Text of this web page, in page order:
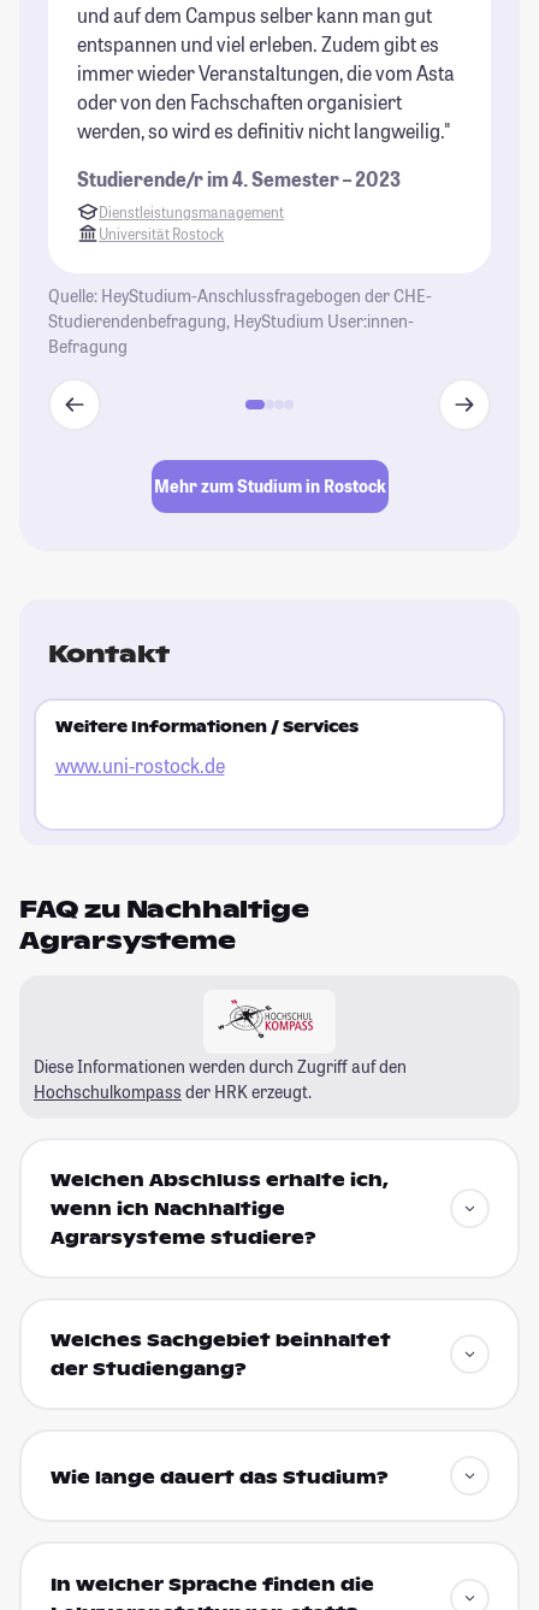
und auf dem Campus selber kann man gut
entspannen und viel erleben. Zudem gibt es
immer wieder Veranstaltungen, die vom Asta
oder von den Fachschaften organisiert
werden, so wird es definitiv nicht langweilig."
Studierende/r im 4. Semester – 2023
Dienstleistungsmanagement
Universität Rostock
Quelle: HeyStudium-Anschlussfragebogen der CHE-
Studierendenbefragung, HeyStudium User:innen-
Befragung
Mehr zum Studium in Rostock
Kontakt
Weitere Informationen / Services
www.uni-rostock.de
FAQ zu Nachhaltige
Agrarsysteme
Diese Informationen werden durch Zugriff auf den
Hochschulkompass der HRK erzeugt.
Welchen Abschluss erhalte ich,
wenn ich Nachhaltige
Agrarsysteme studiere?
Welches Sachgebiet beinhaltet
der Studiengang?
Wie lange dauert das Studium?
In welcher Sprache finden die